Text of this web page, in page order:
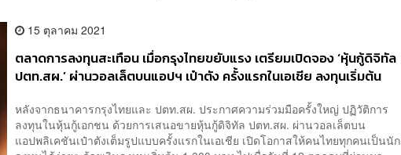
15 ตุลาคม 2021
ตลาดการลงทุนสะเทือน เมื่อกรุงไทยขยับแรง เตรียมเปิดจอง ‘หุ้นกู้ดิจิทัล
ปตท.สผ.’ ผ่านวอลเล็ตบนแอปฯ เป๋าตัง ครั้งแรกในเอเชีย ลงทุนเริ่มต้น
หลังจากธนาคารกรุงไทยและ ปตท.สผ. ประกาศความร่วมมือครั้งใหญ่ ปฏิวัติการ
ลงทุนในหุ้นกู้เอกชน ด้วยการเสนอขายหุ้นกู้ดิจิทัล ปตท.สผ. ผ่านวอลเล็ตบน
แอปพลิเคชันเป๋าตังเต็มรูปแบบครั้งแรกในเอเชีย เปิดโอกาสให้คนไทยทุกคนเป็นนัก